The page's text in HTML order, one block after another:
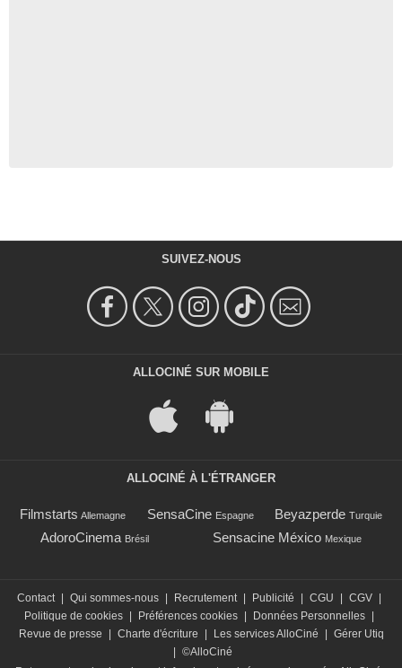
SUIVEZ-NOUS
ALLOCINÉ SUR MOBILE
ALLOCINÉ À L'ÉTRANGER
Filmstarts Allemagne SensaCine Espagne Beyazperde Turquie
AdoroCinema Brésil Sensacine México Mexique
Contact Qui sommes-nous Recrutement Publicité CGU CGV
Politique de cookies
Préférences cookies Données Personnelles
Revue de presse
Charte d'écriture Les services AlloCiné
Gérer Utiq
©AlloCiné